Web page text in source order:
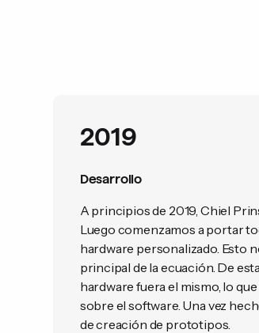
2019
Desarrollo
A principios de 2019, Chiel
Luego comenzamos a portar
hardware personalizado. Esto
principal de la ecuación. De
hardware fuera el mismo, lo
sobre el software. Una vez
de creación de prototipos.